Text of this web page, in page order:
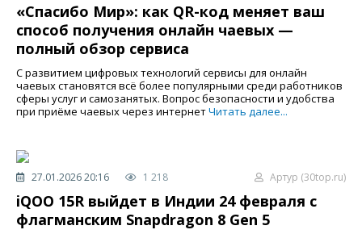
«Спасибо Мир»: как QR-код меняет ваш
способ получения онлайн чаевых —
полный обзор сервиса
С развитием цифровых технологий сервисы для онлайн
чаевых становятся всё более популярными среди работников
сферы услуг и самозанятых. Вопрос безопасности и удобства
при приёме чаевых через интернетЧитать далее...
27.01.2026 20:16 1 218 Артур (30top.ru)
iQOO 15R выйдет в Индии 24 февраля с
флагманским Snapdragon 8 Gen 5